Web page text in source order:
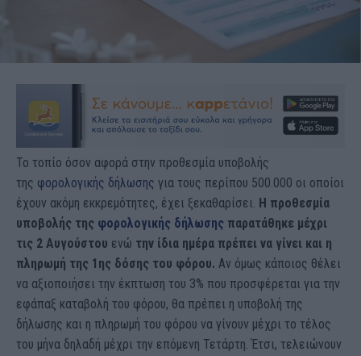
Το τοπίο όσον αφορά στην προθεσμία υποβολής
της φορολογικής δήλωσης για τους περίπου 500.000 οι οποίοι
έχουν ακόμη εκκρεμότητες, έχει ξεκαθαρίσει. Η προθεσμία
υποβολής της φορολογικής δήλωσης παρατάθηκε μέχρι
τις 2 Αυγούστου ενώ την ίδια ημέρα πρέπει να γίνει και η
πληρωμή της 1ης δόσης του φόρου. Αν όμως κάποιος θέλει
να αξιοποιήσει την έκπτωση του 3% που προσφέρεται για την
εφάπαξ καταβολή του φόρου, θα πρέπει η υποβολή της
δήλωσης και η πληρωμή του φόρου να γίνουν μέχρι το τέλος
του μήνα δηλαδή μέχρι την επόμενη Τετάρτη. Έτσι, τελειώνουν